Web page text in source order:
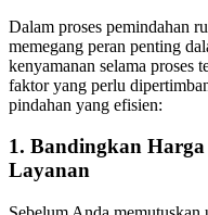
Dalam proses pemindahan
memegang peran penting
kenyamanan selama proses
faktor yang perlu
pindahan yang efisien:
1. Bandingkan
Layanan